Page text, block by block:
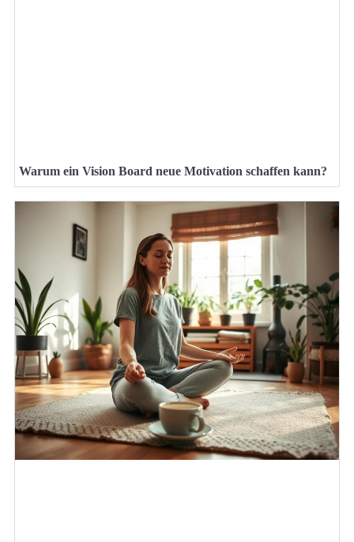
Warum ein Vision Board neue Motivation schaffen kann?